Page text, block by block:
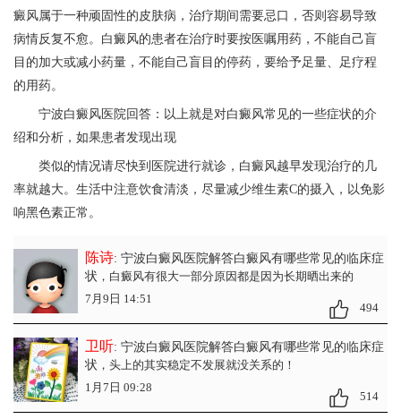
癜风属于一种顽固性的皮肤病，治疗期间需要忌口，否则容易导致
病情反复不愈。白癜风的患者在治疗时要按医嘱用药，不能自己盲
目的加大或减小药量，不能自己盲目的停药，要给予足量、足疗程
的用药。
宁波白癜风医院回答：以上就是对白癜风常见的一些症状的介
绍和分析，如果患者发现出现
类似的情况请尽快到医院进行就诊，白癜风越早发现治疗的几
率就越大。生活中注意饮食清淡，尽量减少维生素C的摄入，以免影
响黑色素正常。
陈诗: 宁波白癜风医院解答白癜风有哪些常见的临床症
状 ，白癜风有很大一部分原因都是因为长期晒出来的
7月9日 14:51
494
卫听: 宁波白癜风医院解答白癜风有哪些常见的临床症
状 ，头上的其实稳定不发展就没关系的！
1月7日 09:28
514